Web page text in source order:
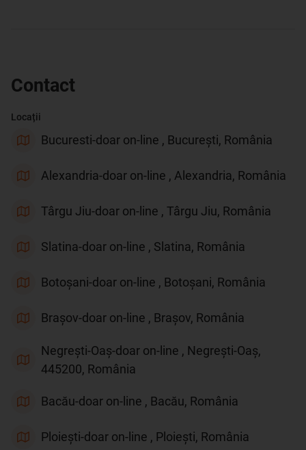
Contact
Locații
Bucuresti-doar on-line , București, România
Alexandria-doar on-line , Alexandria, România
Târgu Jiu-doar on-line , Târgu Jiu, România
Slatina-doar on-line , Slatina, România
Botoșani-doar on-line , Botoșani, România
Brașov-doar on-line , Brașov, România
Negrești-Oaș-doar on-line , Negrești-Oaș,
445200, România
Bacău-doar on-line , Bacău, România
Ploiești-doar on-line , Ploiești, România